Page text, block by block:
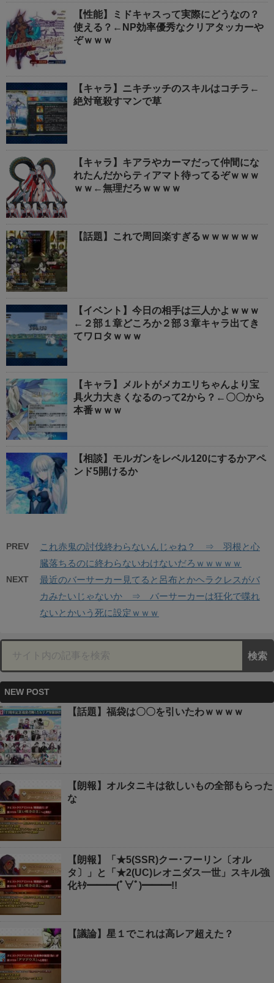
【性能】ミドキャスって実際にどうなの？
使える？←NP効率優秀なクリアタッカーや
ぞｗｗｗ
【キャラ】ニキチッチのスキルはコチラ←
絶対竜殺すマンで草
【キャラ】キアラやカーマだって仲間にな
れたんだからティアマト待ってるぞｗｗｗ
ｗｗ←無理だろｗｗｗｗ
【話題】これで周回楽すぎるｗｗｗｗｗｗ
【イベント】今日の相手は三人かよｗｗｗ
←２部１章どころか２部３章キャラ出てき
てワロタｗｗｗ
【キャラ】メルトがメカエリちゃんより宝
具火力大きくなるのって2から？←〇〇から
本番ｗｗｗ
【相談】モルガンをレベル120にするかアペ
ンド5開けるか
PREV
これ赤鬼の討伐終わらないんじゃね？ ⇒ 羽根と心
臓落ちるのに終わらないわけないだろｗｗｗｗｗ
NEXT
最近のバーサーカー見てると呂布とかヘラクレスがバ
カみたいじゃないか ⇒ バーサーカーは狂化で喋れ
ないとかいう死に設定ｗｗｗ
NEW POST
【話題】福袋は〇〇を引いたわｗｗｗｗ
【朗報】オルタニキは欲しいもの全部もらった
な
【朗報】「★5(SSR)クー･フーリン〔オル
タ〕」と「★2(UC)レオニダス一世」スキル強
化ｷﾀ━━━(ﾟ∀ﾟ)━━━!!
【議論】星１でこれは高レア超えた？